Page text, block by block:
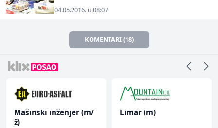
04.05.2016. u 08:07
KOMENTARI (18)
Mašinski inženjer (m/
ž)
Limar (m)